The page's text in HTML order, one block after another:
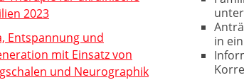
in
2023
Entspannung und
mit Einsatz von
und Neurographik